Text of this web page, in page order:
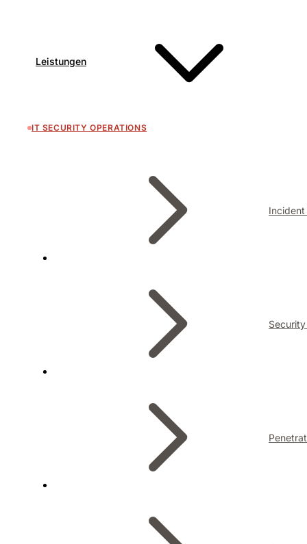
Leistungen
IT SECURITY OPERATIONS
Incident